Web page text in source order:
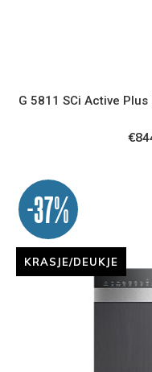
G 5811 SCi Active
-37%
KRASJE/DEUKJE